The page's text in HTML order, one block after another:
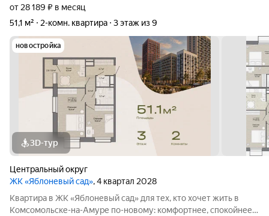
от 28 189 ₽ в месяц
51,1 м²
2-комн. квартира 3 этаж из 9
новостройка
3D-тур
Центральный округ
ЖК «Яблоневый сад», 4 квартал 2028
Квартира в ЖК «Яблоневый сад» для тех, кто хочет жить в
Комсомольске-на-Амуре по-новому: комфортнее, спокойнее и